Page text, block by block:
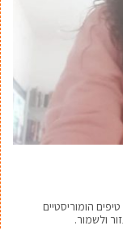
הומוריסטיים
ולשמור.